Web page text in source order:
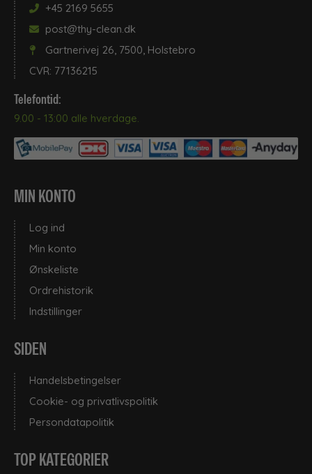
+45 2169 5655
post@thy-clean.dk
Gartnerivej 26, 7500, Holstebro
CVR: 77136215
Telefontid:
9.00 - 13:00 alle hverdage.
MIN KONTO
Log ind
Min konto
Ønskeliste
Ordrehistorik
Indstillinger
SIDEN
Handelsbetingelser
Cookie- og privatlivspolitik
Persondatapolitik
TOP KATEGORIER